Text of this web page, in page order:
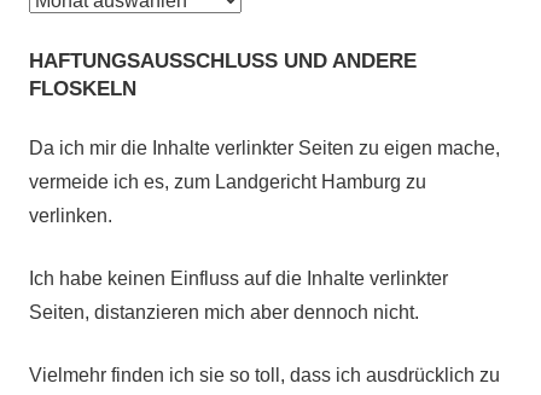
geschah:
HAFTUNGSAUSSCHLUSS UND ANDERE
FLOSKELN
Da ich mir die Inhalte verlinkter Seiten zu eigen mache,
vermeide ich es, zum Landgericht Hamburg zu
verlinken.
Ich habe keinen Einfluss auf die Inhalte verlinkter
Seiten, distanzieren mich aber dennoch nicht.
Vielmehr finden ich sie so toll, dass ich ausdrücklich zu